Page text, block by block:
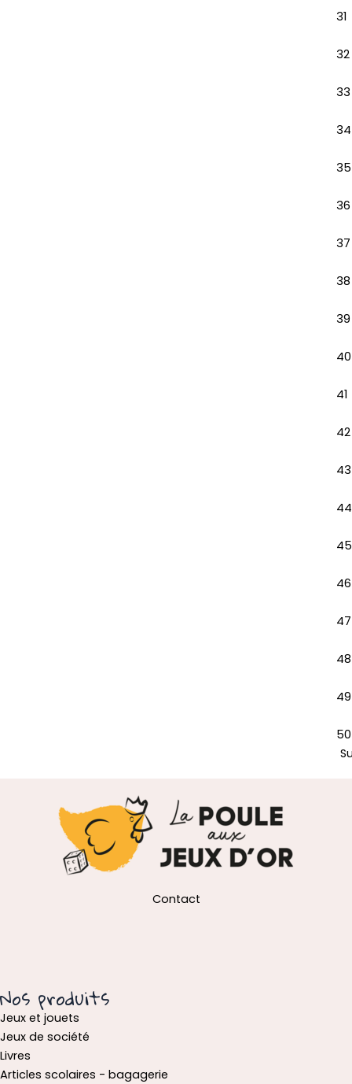
31
32
33
34
35
36
37
38
39
40
41
42
43
44
45
46
47
48
49
50
Contact
Nos produits
Jeux et jouets
Jeux de société
Livres
Articles scolaires - bagagerie